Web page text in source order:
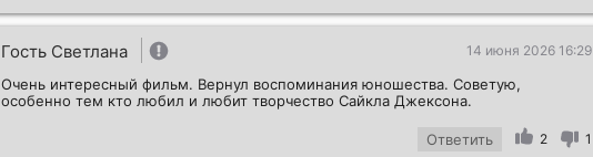
Гость Светлана 14 июня 2026 16:29
Очень интересный фильм. Вернул воспоминания юношества. Советую,
особенно тем кто любил и любит творчество Сайкла Джексона.
Ответить 2 1